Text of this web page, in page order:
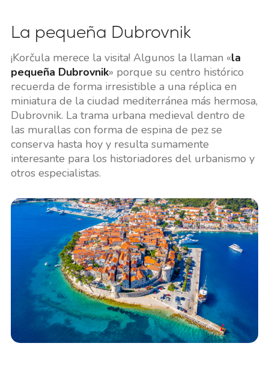
La pequeña Dubrovnik
¡Korčula merece la visita! Algunos la llaman «la
pequeña Dubrovnik» porque su centro histórico
recuerda de forma irresistible a una réplica en
miniatura de la ciudad mediterránea más hermosa,
Dubrovnik. La trama urbana medieval dentro de
las murallas con forma de espina de pez se
conserva hasta hoy y resulta sumamente
interesante para los historiadores del urbanismo y
otros especialistas.